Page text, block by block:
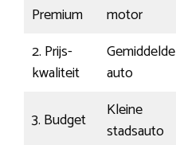
Premium
motor
2. Prijs-
kwaliteit
Gemiddelde
auto
3. Budget
Kleine
stadsauto